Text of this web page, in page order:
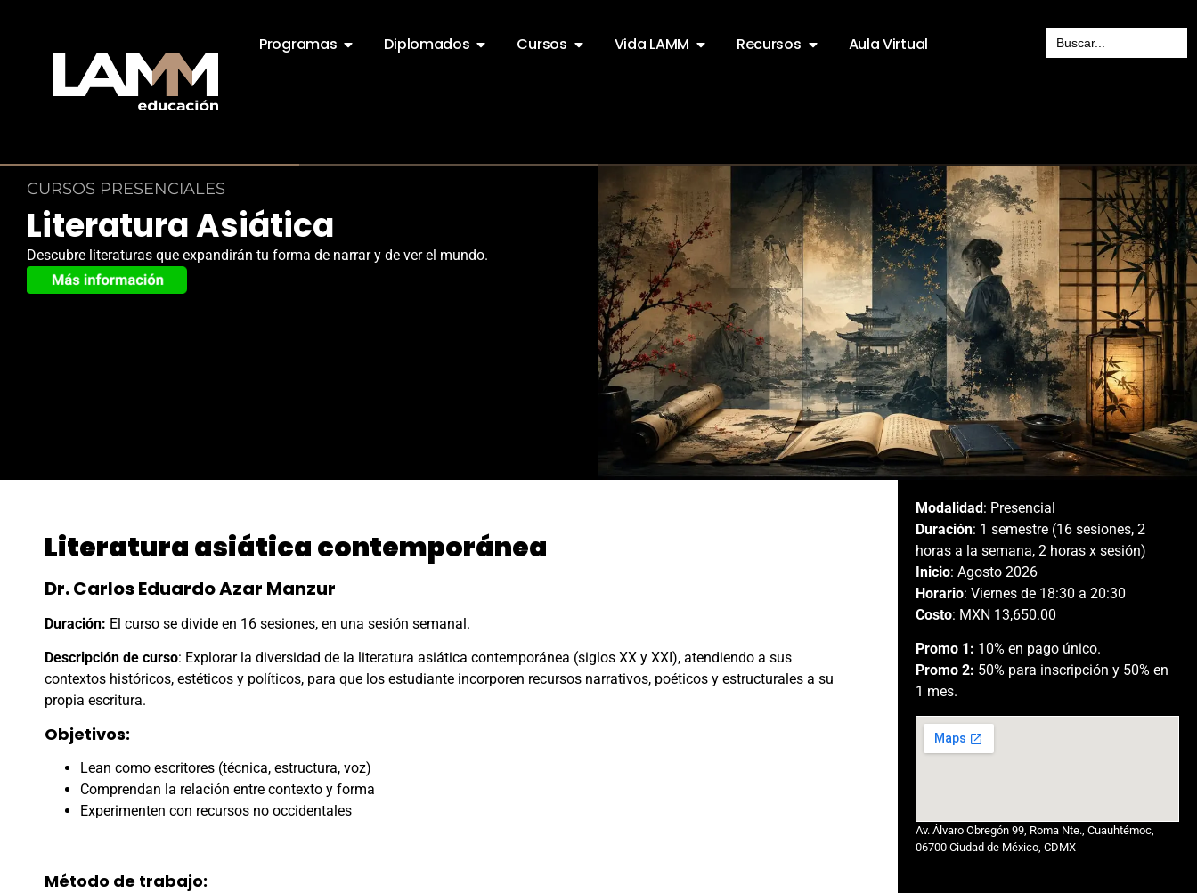
Programas Diplomados Cursos Vida LAMM Recursos Aula Virtual
Search
for:
CURSOS PRESENCIALES
Literatura Asiática
Descubre literaturas que expandirán tu forma de narrar y de ver el mundo.
Modalidad: Presencial
Duración: 1 semestre (16 sesiones, 2
horas a la semana, 2 horas x sesión)
Inicio: Agosto 2026
Horario: Viernes de 18:30 a 20:30
Costo: MXN 13,650.00
Promo 1: 10% en pago único.
Promo 2: 50% para inscripción y 50% en
1 mes.
Av. Álvaro Obregón 99, Roma Nte., Cuauhtémoc,
06700 Ciudad de México, CDMX
Literatura asiática contemporánea
Dr. Carlos Eduardo Azar Manzur
Duración: El curso se divide en 16 sesiones, en una sesión semanal.
Descripción de curso: Explorar la diversidad de la literatura asiática contemporánea (siglos XX y XXI), atendiendo a sus
contextos históricos, estéticos y políticos, para que los estudiante incorporen recursos narrativos, poéticos y estructurales a su
propia escritura.
Objetivos:
Lean como escritores (técnica, estructura, voz)
Comprendan la relación entre contexto y forma
Experimenten con recursos no occidentales
Método de trabajo: